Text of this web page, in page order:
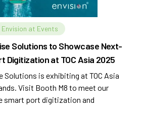
Envision at Events
Solutions to Showcase Next-
Digitization at TOC Asia 2025
Solutions is exhibiting at TOC Asia
Visit Booth M8 to meet our
smart port digitization and